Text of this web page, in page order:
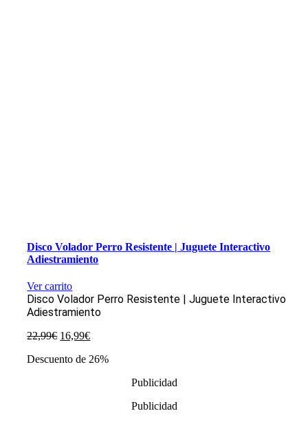
Disco Volador Perro Resistente | Juguete Interactivo
Adiestramiento
Ver carrito
Disco Volador Perro Resistente | Juguete Interactivo
Adiestramiento
22,99€ El
original
16,99€El
actual
Descuento de 26%
Publicidad
Publicidad